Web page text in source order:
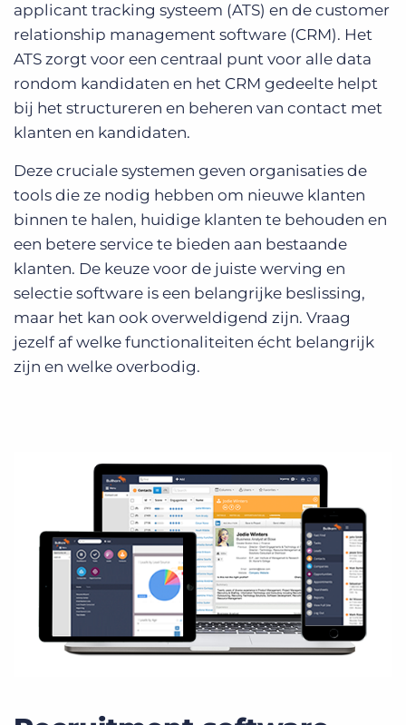
applicant tracking systeem (ATS) en de customer
relationship management software (CRM). Het
ATS zorgt voor een centraal punt voor alle data
rondom kandidaten en het CRM gedeelte helpt
bij het structureren en beheren van contact met
klanten en kandidaten.
Deze cruciale systemen geven organisaties de
tools die ze nodig hebben om nieuwe klanten
binnen te halen, huidige klanten te behouden en
een betere service te bieden aan bestaande
klanten. De keuze voor de juiste werving en
selectie software is een belangrijke beslissing,
maar het kan ook overweldigend zijn. Vraag
jezelf af welke functionaliteiten écht belangrijk
zijn en welke overbodig.